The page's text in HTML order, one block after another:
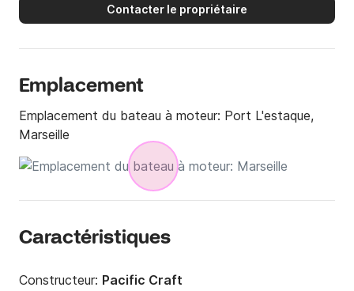
Contacter le propriétaire
Emplacement
Emplacement du bateau à moteur: Port L'estaque,
Marseille
Caractéristiques
Constructeur: Pacific Craft